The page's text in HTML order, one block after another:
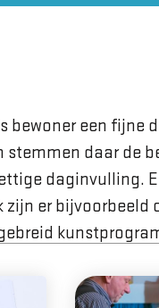
bewoner een fijne
stemmen daar de
daginvulling.
zijn er bijvoorbeeld